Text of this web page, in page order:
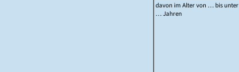
davon im Alter von … bis unter
… Jahren